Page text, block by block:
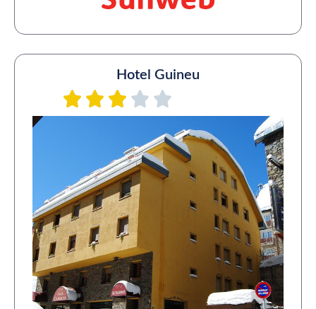
Hotel Guineu